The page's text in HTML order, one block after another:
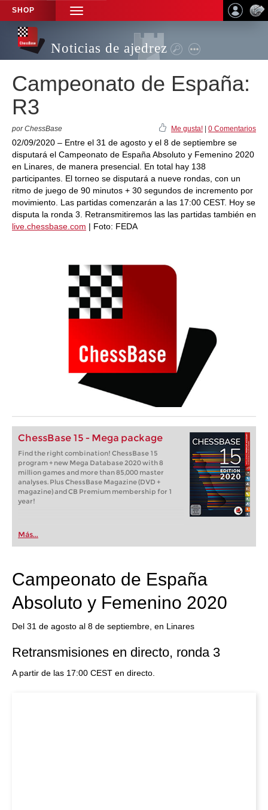
SHOP
TOGGLE
NAVIGATION
Noticias de ajedrez
Campeonato de España:
R3
por ChessBase Me gusta! 0 Comentarios
02/09/2020 – Entre el 31 de agosto y el 8 de septiembre se
disputará el Campeonato de España Absoluto y Femenino 2020
en Linares, de manera presencial. En total hay 138
participantes. El torneo se disputará a nueve rondas, con un
ritmo de juego de 90 minutos + 30 segundos de incremento por
movimiento. Las partidas comenzarán a las 17:00 CEST. Hoy se
disputa la ronda 3. Retransmitiremos las las partidas también en
live.chessbase.com | Foto: FEDA
ChessBase 15 - Mega package
Find the right combination! ChessBase 15
program + new Mega Database 2020 with 8
million games and more than 85,000 master
analyses. Plus ChessBase Magazine (DVD +
magazine) and CB Premium membership for 1
year!
Más...
Campeonato de España
Absoluto y Femenino 2020
Del 31 de agosto al 8 de septiembre, en Linares
Retransmisiones en directo, ronda 3
A partir de las 17:00 CEST en directo.